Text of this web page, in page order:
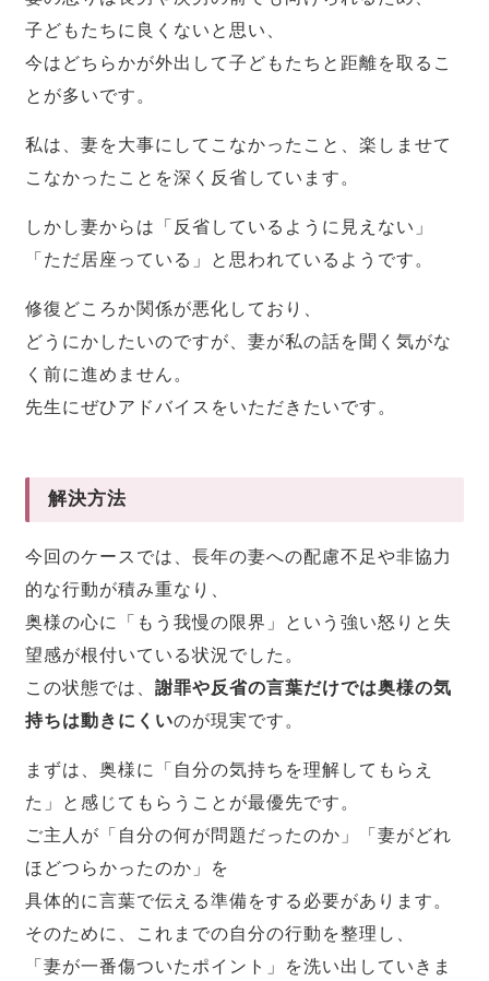
子どもたちに良くないと思い、
今はどちらかが外出して子どもたちと距離を取るこ
とが多いです。
私は、妻を大事にしてこなかったこと、楽しませて
こなかったことを深く反省しています。
しかし妻からは「反省しているように見えない」
「ただ居座っている」と思われているようです。
修復どころか関係が悪化しており、
どうにかしたいのですが、妻が私の話を聞く気がな
く前に進めません。
先生にぜひアドバイスをいただきたいです。
解決方法
今回のケースでは、長年の妻への配慮不足や非協力
的な行動が積み重なり、
奥様の心に「もう我慢の限界」という強い怒りと失
望感が根付いている状況でした。
この状態では、謝罪や反省の言葉だけでは奥様の気
持ちは動きにくいのが現実です。
まずは、奥様に「自分の気持ちを理解してもらえ
た」と感じてもらうことが最優先です。
ご主人が「自分の何が問題だったのか」「妻がどれ
ほどつらかったのか」を
具体的に言葉で伝える準備をする必要があります。
そのために、これまでの自分の行動を整理し、
「妻が一番傷ついたポイント」を洗い出していきま